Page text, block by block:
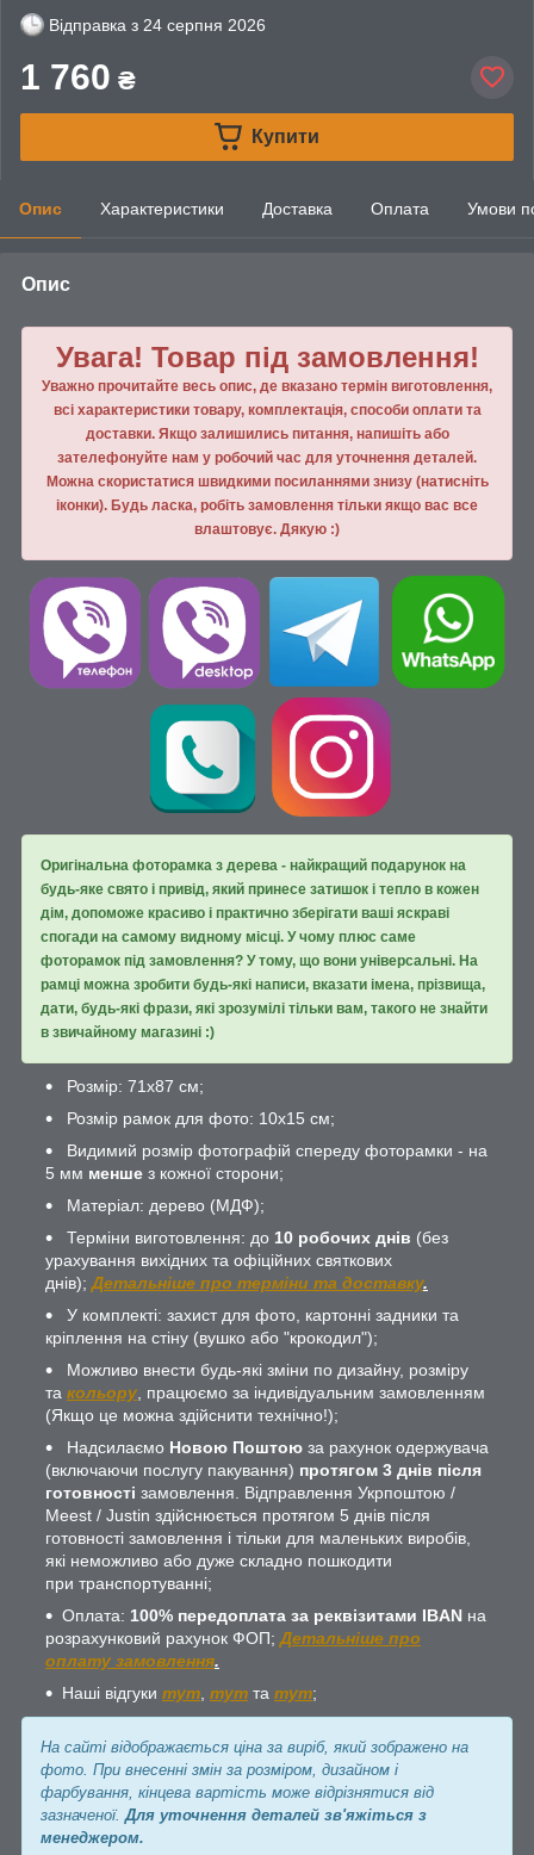
Відправка з 24 серпня 2026
1 760 ₴
Купити
Опис Характеристики Доставка Оплата Умови
Опис
Увага! Товар під замовлення!
Уважно прочитайте весь опис, де вказано термін виготовлення,
всі характеристики товару, комплектація, способи оплати та
доставки. Якщо залишились питання, напишiть або
зателефонуйте нам у робочий час для уточнення деталей.
Можна скористатися швидкими посиланнями знизу (натисніть
іконки). Будь ласка, робiть замовлення тiльки якщо вас все
влаштовує. Дякую :)
Оригінальна фоторамка з дерева - найкращий подарунок на
будь-яке свято і привід, який принесе затишок і тепло в кожен
дім, допоможе красиво і практично зберігати ваші яскраві
спогади на самому видному місці. У чому плюс саме
фоторамок під замовлення? У тому, що вони універсальні. На
рамці можна зробити будь-які написи, вказати імена, прізвища,
дати, будь-які фрази, які зрозумілі тільки вам, такого не знайти
в звичайному магазині :)
Розмір: 71х87 см;
Розмір рамок для фото: 10х15 см;
Видимий розмір фотографій спереду фоторамки - на
5 мм менше з кожної сторони;
Матеріал: дерево (МДФ);
Терміни виготовлення: до 10 робочих днів (без
урахування вихідних та офіційних святкових
днів); Детальніше про терміни та доставку.
У комплекті: захист для фото, картонні задники та
кріплення на стіну (вушко або "крокодил");
Можливо внести будь-які зміни по дизайну, розміру
та кольору , працюємо за індивідуальним замовленням
(Якщо це можна здійснити технічно!);
Надсилаємо Новою Поштою за рахунок одержувача
(включаючи послугу пакування) протягом 3 днів після
готовності замовлення. Відправлення Укрпоштою /
Meest / Justin здійснюється протягом 5 днів після
готовності замовлення і тільки для маленьких виробів,
які неможливо або дуже складно пошкодити
при транспортуванні;
Оплата: 100% передоплата за реквізитами IBAN на
розрахунковий рахунок ФОП; Детальніше про
оплату замовлення.
Наші відгуки тут тут та тут;
На сайті відображається ціна за виріб, який зображено на
фото. При внесенні змін за розміром, дизайном і
фарбування, кінцева вартість може відрізнятися від
зазначеної. Для уточнення деталей зв'яжіться з
менеджером.